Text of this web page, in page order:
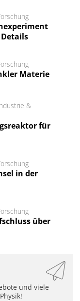
Materie
&
für
in der
über
und viele